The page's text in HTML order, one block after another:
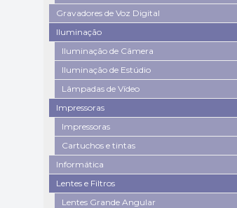
Gravadores de Voz Digital
Iluminação
Iluminação de Câmera
Iluminação de Estúdio
Lâmpadas de Vídeo
Impressoras
Impressoras
Cartuchos e tintas
Informática
Lentes e Filtros
Lentes Grande Angular